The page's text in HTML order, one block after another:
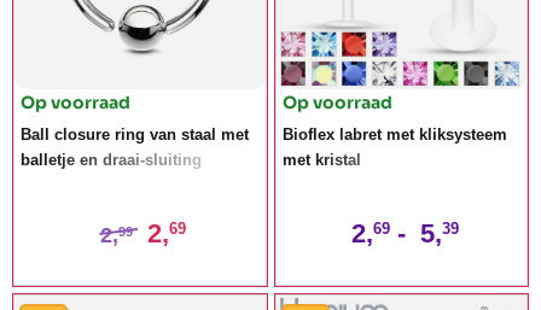
Op voorraad
Ball closure ring van staal met
balletje en draai-sluiting
2,99 2,69
Op voorraad
Bioflex labret met kliksysteem
met kristal
2,69 - 5,39